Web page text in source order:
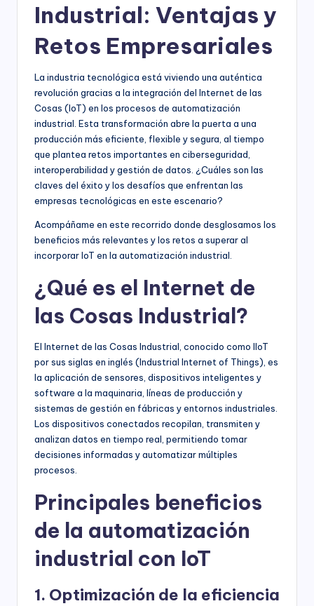
Industrial: Ventajas y
Retos Empresariales
La industria tecnológica está viviendo una auténtica
revolución gracias a la integración del Internet de las
Cosas (IoT) en los procesos de automatización
industrial. Esta transformación abre la puerta a una
producción más eficiente, flexible y segura, al tiempo
que plantea retos importantes en ciberseguridad,
interoperabilidad y gestión de datos. ¿Cuáles son las
claves del éxito y los desafíos que enfrentan las
empresas tecnológicas en este escenario?
Acompáñame en este recorrido donde desglosamos los
beneficios más relevantes y los retos a superar al
incorporar IoT en la automatización industrial.
¿Qué es el Internet de
las Cosas Industrial?
El Internet de las Cosas Industrial, conocido como IIoT
por sus siglas en inglés (Industrial Internet of Things), es
la aplicación de sensores, dispositivos inteligentes y
software a la maquinaria, líneas de producción y
sistemas de gestión en fábricas y entornos industriales.
Los dispositivos conectados recopilan, transmiten y
analizan datos en tiempo real, permitiendo tomar
decisiones informadas y automatizar múltiples
procesos.
Principales beneficios
de la automatización
industrial con IoT
1. Optimización de la eficiencia